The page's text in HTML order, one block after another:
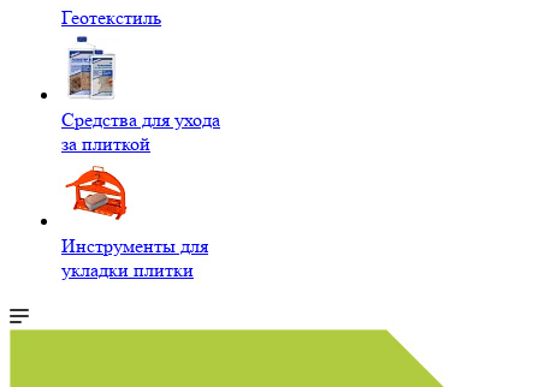
Геотекстиль
Средства для ухода
за плиткой
Инструменты для
укладки плитки